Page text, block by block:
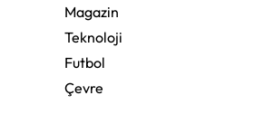
Magazin
Teknoloji
Futbol
Çevre